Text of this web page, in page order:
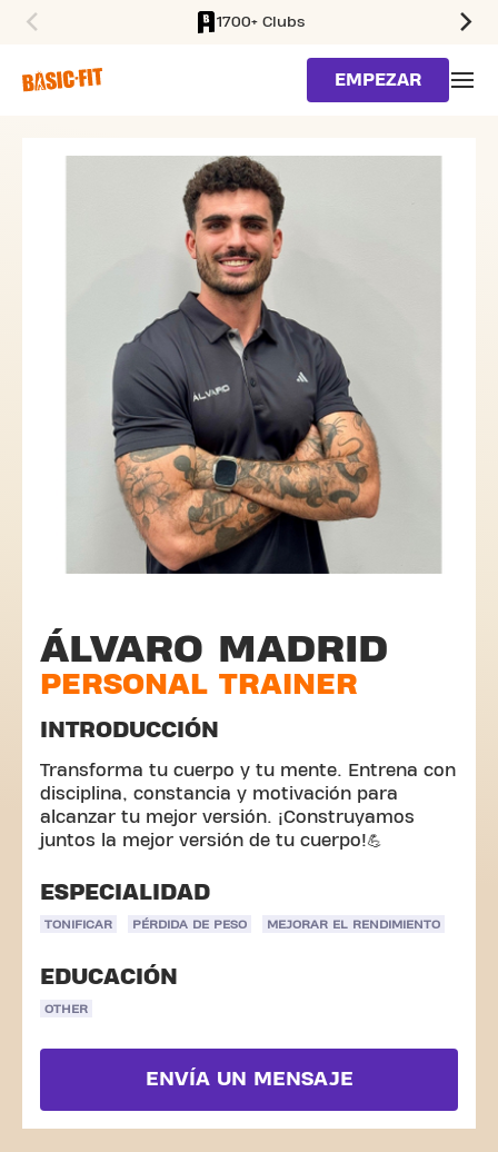
1700+ Clubs
EMPEZAR
ÁLVARO MADRID
PERSONAL TRAINER
INTRODUCCIÓN
Transforma tu cuerpo y tu mente. Entrena con
disciplina, constancia y motivación para
alcanzar tu mejor versión. ¡Construyamos
juntos la mejor versión de tu cuerpo!💪
ESPECIALIDAD
TONIFICAR PÉRDIDA DE PESO MEJORAR EL RENDIMIENTO
EDUCACIÓN
OTHER
ENVÍA UN MENSAJE